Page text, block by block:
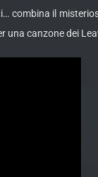
il
canzone dei